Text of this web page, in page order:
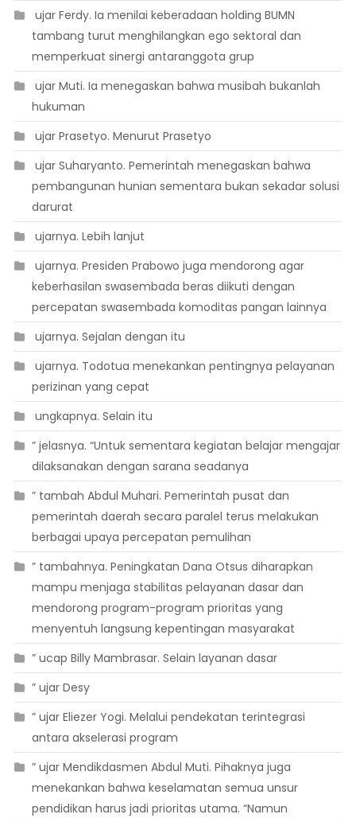
 ujar Ferdy. Ia menilai keberadaan holding BUMN
tambang turut menghilangkan ego sektoral dan
memperkuat sinergi antaranggota grup
 ujar Muti. Ia menegaskan bahwa musibah bukanlah
hukuman
 ujar Prasetyo. Menurut Prasetyo
 ujar Suharyanto. Pemerintah menegaskan bahwa
pembangunan hunian sementara bukan sekadar solusi
darurat
 ujarnya. Lebih lanjut
 ujarnya. Presiden Prabowo juga mendorong agar
keberhasilan swasembada beras diikuti dengan
percepatan swasembada komoditas pangan lainnya
 ujarnya. Sejalan dengan itu
 ujarnya. Todotua menekankan pentingnya pelayanan
perizinan yang cepat
 ungkapnya. Selain itu
” jelasnya. “Untuk sementara kegiatan belajar mengajar
dilaksanakan dengan sarana seadanya
” tambah Abdul Muhari. Pemerintah pusat dan
pemerintah daerah secara paralel terus melakukan
berbagai upaya percepatan pemulihan
” tambahnya. Peningkatan Dana Otsus diharapkan
mampu menjaga stabilitas pelayanan dasar dan
mendorong program-program prioritas yang
menyentuh langsung kepentingan masyarakat
” ucap Billy Mambrasar. Selain layanan dasar
” ujar Desy
” ujar Eliezer Yogi. Melalui pendekatan terintegrasi
antara akselerasi program
” ujar Mendikdasmen Abdul Muti. Pihaknya juga
menekankan bahwa keselamatan semua unsur
pendidikan harus jadi prioritas utama. “Namun